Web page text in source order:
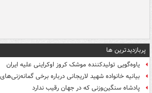
پربازدیدترین ها
یاوه‌گویی تولیدکننده موشک کروز اوکراینی علیه ایران
بیانیه خانواده شهید لاریجانی درباره برخی
پادشاه سنگین‌وزنی که در جهان رقیب ندارد